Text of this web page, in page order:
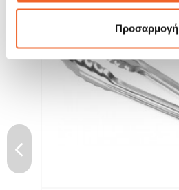
Προσαρμογή
SALE!